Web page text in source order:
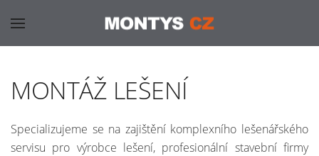
MONTÁŽ LEŠENÍ
Specializujeme se na zajištění komplexního lešenářského
servisu pro výrobce lešení, profesionální stavební firmy